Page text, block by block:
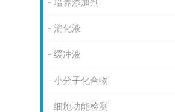
培养添加剂
消化液
缓冲液
小分子化合物
细胞功能检测